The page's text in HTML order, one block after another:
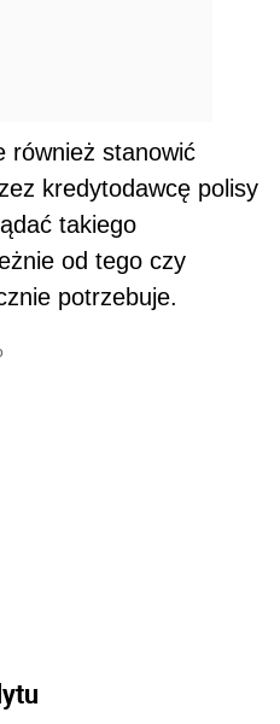
również stanowić
kredytodawcę polisy
takiego
od tego czy
potrzebuje.